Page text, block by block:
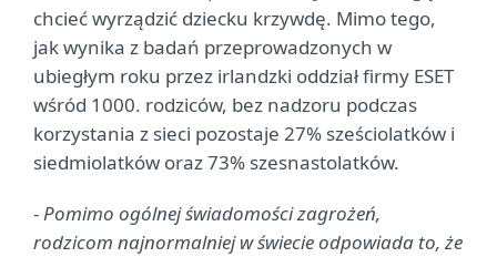
chcieć wyrządzić dziecku krzywdę. Mimo tego,
jak wynika z badań przeprowadzonych w
ubiegłym roku przez irlandzki oddział firmy ESET
wśród 1000. rodziców, bez nadzoru podczas
korzystania z sieci pozostaje 27% sześciolatków i
siedmiolatków oraz 73% szesnastolatków.
-Pomimo ogólnej świadomości zagrożeń,
rodzicom najnormalniej w świecie odpowiada to, że